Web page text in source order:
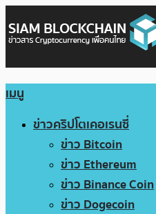
เมนู
ข่าวคริปโตเคอเรนซี่
ข่าว Bitcoin
ข่าว Ethereum
ข่าว Binance Coin
ข่าว Dogecoin